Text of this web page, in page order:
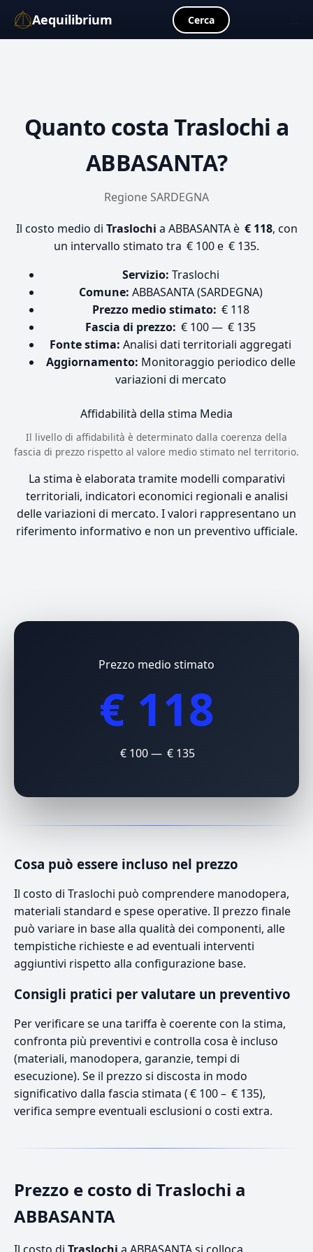
Aequilibrium Cerca
Quanto costa Traslochi a
ABBASANTA?
Regione SARDEGNA
Il costo medio di Traslochi a ABBASANTA è € 118, con
un intervallo stimato tra € 100 e € 135.
Servizio: Traslochi
Comune: ABBASANTA (SARDEGNA)
Prezzo medio stimato: € 118
Fascia di prezzo: € 100 — € 135
Fonte stima: Analisi dati territoriali aggregati
Aggiornamento: Monitoraggio periodico delle
variazioni di mercato
Affidabilità della stima Media
Il livello di affidabilità è determinato dalla coerenza della
fascia di prezzo rispetto al valore medio stimato nel territorio.
La stima è elaborata tramite modelli comparativi
territoriali, indicatori economici regionali e analisi
delle variazioni di mercato. I valori rappresentano un
riferimento informativo e non un preventivo ufficiale.
Prezzo medio stimato
€ 118
€ 100 — € 135
Cosa può essere incluso nel prezzo
Il costo di Traslochi può comprendere manodopera,
materiali standard e spese operative. Il prezzo finale
può variare in base alla qualità dei componenti, alle
tempistiche richieste e ad eventuali interventi
aggiuntivi rispetto alla configurazione base.
Consigli pratici per valutare un preventivo
Per verificare se una tariffa è coerente con la stima,
confronta più preventivi e controlla cosa è incluso
(materiali, manodopera, garanzie, tempi di
esecuzione). Se il prezzo si discosta in modo
significativo dalla fascia stimata ( € 100 – € 135),
verifica sempre eventuali esclusioni o costi extra.
Prezzo e costo di Traslochi a
ABBASANTA
Il costo di Traslochi a ABBASANTA si colloca